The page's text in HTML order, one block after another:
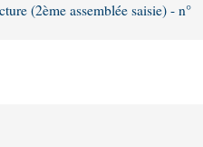
(2ème assemblée saisie) - n°